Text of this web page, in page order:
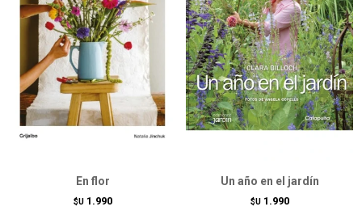
En flor
$U 1.990
Un año en el jardín
$U 1.990